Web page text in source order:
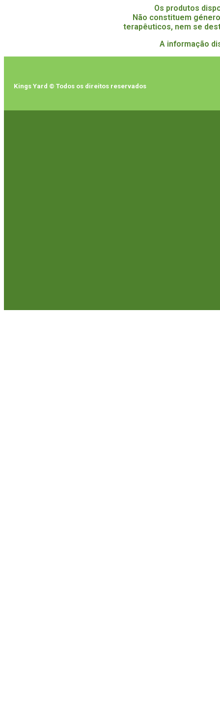
Os produtos
Não constituem
terapêuticos, nem se
A informação
Kings Yard © Todos os direitos reservados